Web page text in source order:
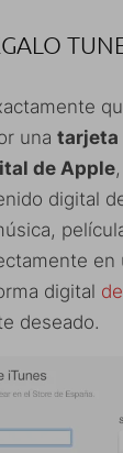
una tarjeta
de Apple
digital
en
digital
deseado.